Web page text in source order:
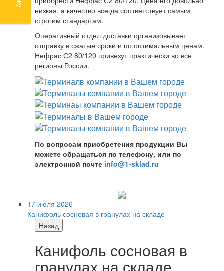
низкая, а качество всегда соответствует самым
строгим стандартам.
Оперативный отдел доставки организовывает
отправку в сжатые сроки и по оптимальным ценам.
Нефрас С2 80/120 привезут практически во все
регионы России.
По вопросам приобретения продукции Вы
можете обращаться по телефону, или по
электронной почте info@1-sklad.ru
17 июля 2026
Канифоль сосновая в гранулах на складе
Назад
Канифоль сосновая в